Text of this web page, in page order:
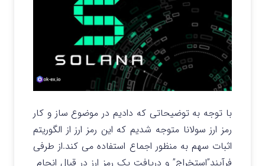
با توجه به توضیحاتی که دادیم در موضوع ساز و کار
رمز ارز سولانا متوجه شدیم که این رمز ارز از الگوریتم
اثبات سهم به منظور اجماع استفاده می کند.از طرفی
فرآیند”استخراج” و دریافت یک رمز ارز در قبال انجام